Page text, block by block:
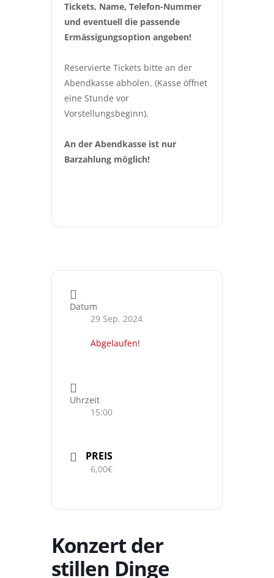
Tickets, Name, Telefon-Nummer
und eventuell die passende
Ermässigungsoption angeben!
Reservierte Tickets bitte an der
Abendkasse abholen. (Kasse öffnet
eine Stunde vor
Vorstellungsbeginn).
An der Abendkasse ist nur
Barzahlung möglich!
Datum
29 Sep. 2024
Abgelaufen!
Uhrzeit
15:00
PREIS
6,00€
Konzert der
stillen Dinge